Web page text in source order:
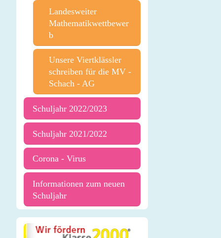
Landesweiter
Mathematikwettbewer
b
Unsere Viertklässler
schreiben für die MV -
Schach - AG
Schuljahr 2022/2023
Schuljahr 2021/2022
Corona - Virus
Informationen zum neuen
Schuljahr